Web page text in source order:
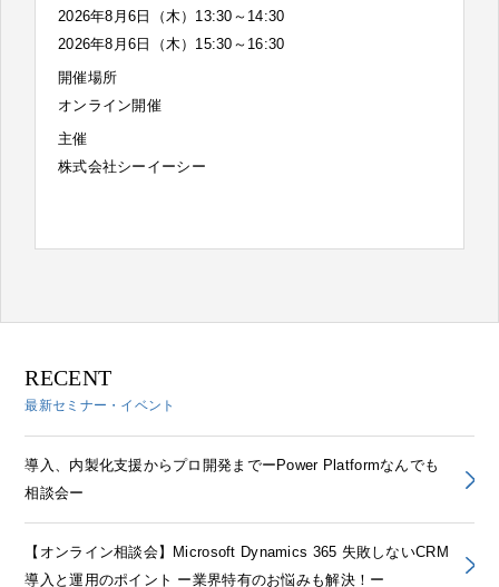
2026年8月6日（木）13:30～14:30
2026年8月6日（木）15:30～16:30
開催場所
オンライン開催
主催
株式会社シーイーシー
RECENT
最新セミナー・イベント
導入、内製化支援からプロ開発までーPower Platformなんでも
相談会ー
【オンライン相談会】Microsoft Dynamics 365 失敗しないCRM
導入と運用のポイント ー業界特有のお悩みも解決！ー